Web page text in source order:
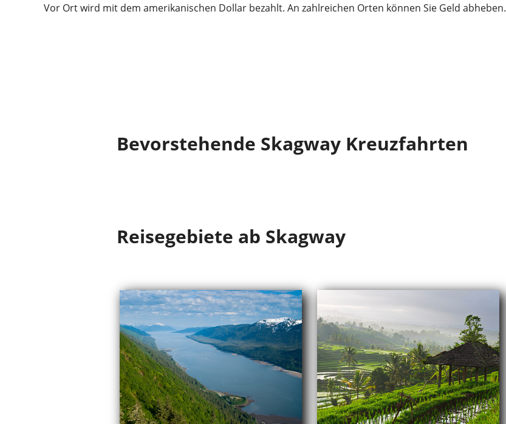
Vor Ort wird mit dem amerikanischen Dollar bezahlt. An zahlreichen Orten können Sie Geld abheben.
Bevorstehende Skagway Kreuzfahrten
Reisegebiete ab Skagway